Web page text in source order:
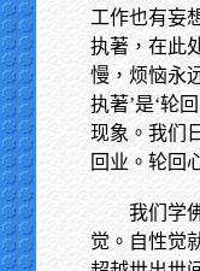
工作也有妄
执著，在此
慢，烦恼永
执著’是‘轮
现象。我们
回业。轮回
我们学
觉。自性觉